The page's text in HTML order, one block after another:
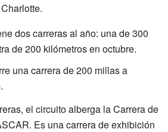
dos carreras al año: una de 300
de 200 kilómetros en octubre.
una carrera de 200 millas a
el circuito alberga la Carrera de
Es una carrera de exhibición